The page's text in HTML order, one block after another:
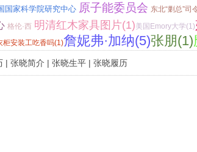
国家科学院研究中心 原子能委员会 东北“剿总”司
格伦·西 明清红木家具图片(1)美国Emory大学(1)
柜安装工吃香吗(1)詹妮弗·加纳(5)张朋(1)
| 张晓简介 | 张晓生平 | 张晓履历